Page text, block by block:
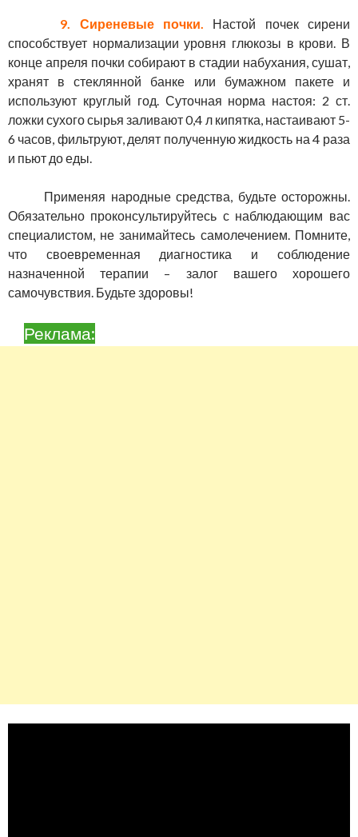
9. Сиреневые почки. Настой почек сирени
способствует нормализации уровня глюкозы в крови. В
конце апреля почки собирают в стадии набухания, сушат,
хранят в стеклянной банке или бумажном пакете и
используют круглый год. Суточная норма настоя: 2 ст.
ложки сухого сырья заливают 0,4 л кипятка, настаивают 5-
6 часов, фильтруют, делят полученную жидкость на 4 раза
и пьют до еды.
Применяя народные средства, будьте осторожны.
Обязательно проконсультируйтесь с наблюдающим вас
специалистом, не занимайтесь самолечением. Помните,
что своевременная диагностика и соблюдение
назначенной терапии – залог вашего хорошего
самочувствия. Будьте здоровы!
Реклама: